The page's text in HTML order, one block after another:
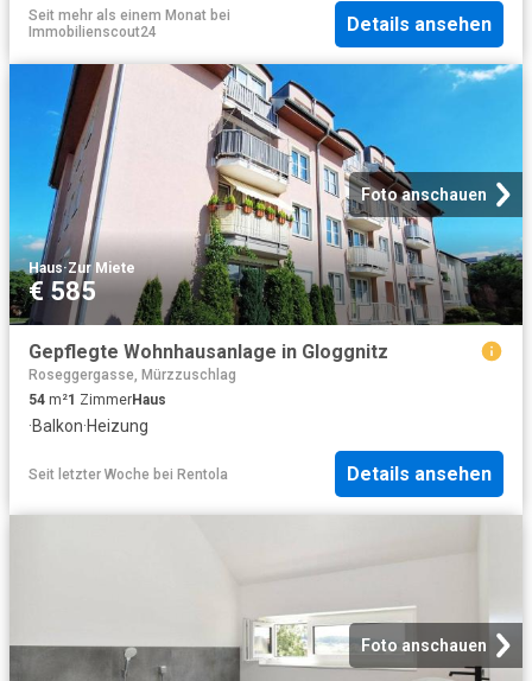
Seit mehr als einem Monat bei
Immobilienscout24
Details ansehen
Foto anschauen
Haus·Zur Miete
€ 585
Gepflegte Wohnhausanlage in Gloggnitz
Roseggergasse, Mürzzuschlag
54 m²1 ZimmerHaus
·Balkon·Heizung
Seit letzter Woche bei Rentola Details ansehen
Foto anschauen